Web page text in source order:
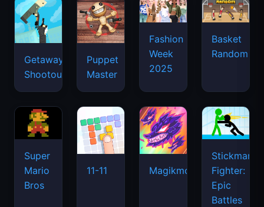
Getaway
Shootout
Puppet
Master
Fashion
Week
2025
Basket
Random
Super
Mario
Bros
11-11 Magikmon
Stickman
Fighter:
Epic
Battles